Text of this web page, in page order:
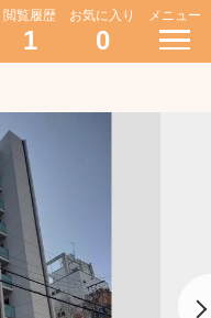
閲覧履歴
1
お気に入り
0
メニュー